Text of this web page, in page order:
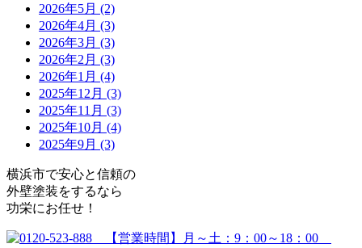
2026年5月 (2)
2026年4月 (3)
2026年3月 (3)
2026年2月 (3)
2026年1月 (4)
2025年12月 (3)
2025年11月 (3)
2025年10月 (4)
2025年9月 (3)
横浜市で安心と信頼の
外壁塗装をするなら
功栄にお任せ！